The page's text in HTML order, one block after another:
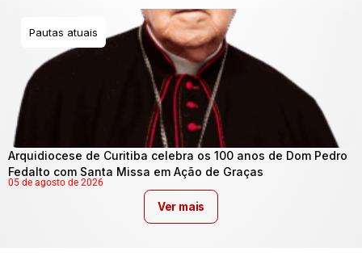
Pautas atuais
Arquidiocese de Curitiba celebra os 100 anos de Dom Pedro
Fedalto com Santa Missa em Ação de Graças
05 de agosto de 2026
Ver mais